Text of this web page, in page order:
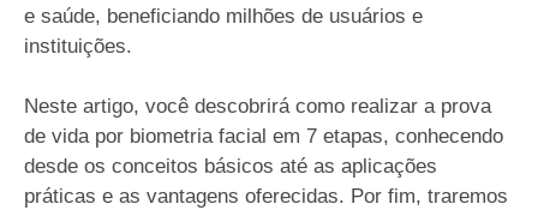
e saúde, beneficiando milhões de usuários e
instituições.
Neste artigo, você descobrirá como realizar a prova
de vida por biometria facial em 7 etapas, conhecendo
desde os conceitos básicos até as aplicações
práticas e as vantagens oferecidas. Por fim, traremos